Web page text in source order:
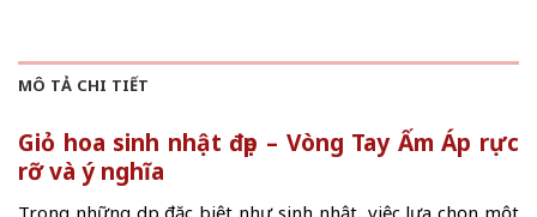
MÔ TẢ CHI TIẾT
Giỏ hoa sinh nhật đẹp – Vòng Tay Ấm Áp rực
rỡ và ý nghĩa
Trong những dịp đặc biệt như sinh nhật, việc lựa chọn một